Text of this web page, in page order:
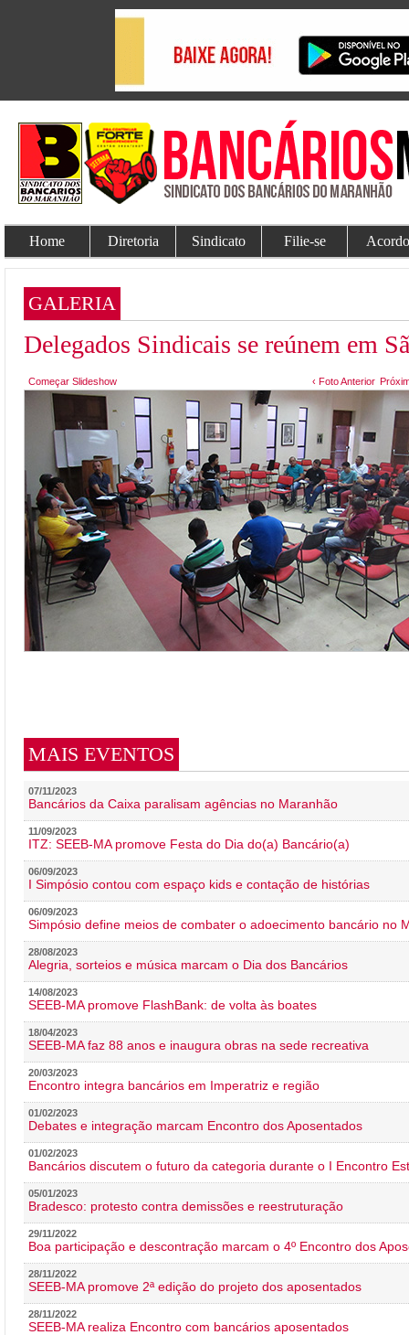
Home Diretoria Sindicato Filie-se
GALERIA
Delegados Sindicais se reúnem em
Começar Slideshow ‹ Foto Anterior
MAIS EVENTOS
07/11/2023
Bancários da Caixa paralisam agências no Maranhão
11/09/2023
ITZ: SEEB-MA promove Festa do Dia do(a) Bancário(a)
06/09/2023
I Simpósio contou com espaço kids e contação de histórias
06/09/2023
Simpósio define meios de combater o adoecimento bancário no
28/08/2023
Alegria, sorteios e música marcam o Dia dos Bancários
14/08/2023
SEEB-MA promove FlashBank: de volta às boates
18/04/2023
SEEB-MA faz 88 anos e inaugura obras na sede recreativa
20/03/2023
Encontro integra bancários em Imperatriz e região
01/02/2023
Debates e integração marcam Encontro dos Aposentados
01/02/2023
Bancários discutem o futuro da categoria durante o I Encontro
05/01/2023
Bradesco: protesto contra demissões e reestruturação
29/11/2022
Boa participação e descontração marcam o 4º Encontro dos
28/11/2022
SEEB-MA promove 2ª edição do projeto dos aposentados
28/11/2022
SEEB-MA realiza Encontro com bancários aposentados